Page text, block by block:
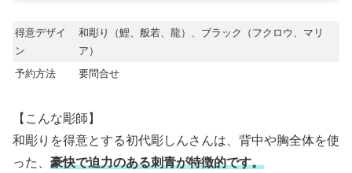
得意デザイ
ン
和彫り（鯉、般若、龍）、ブラック（フクロウ、マリ
ア）
予約方法
要問合せ
【こんな彫師】
和彫りを得意とする初代彫しんさんは、背中や胸全体を使
った、 豪快で迫力のある刺青が特徴的です。